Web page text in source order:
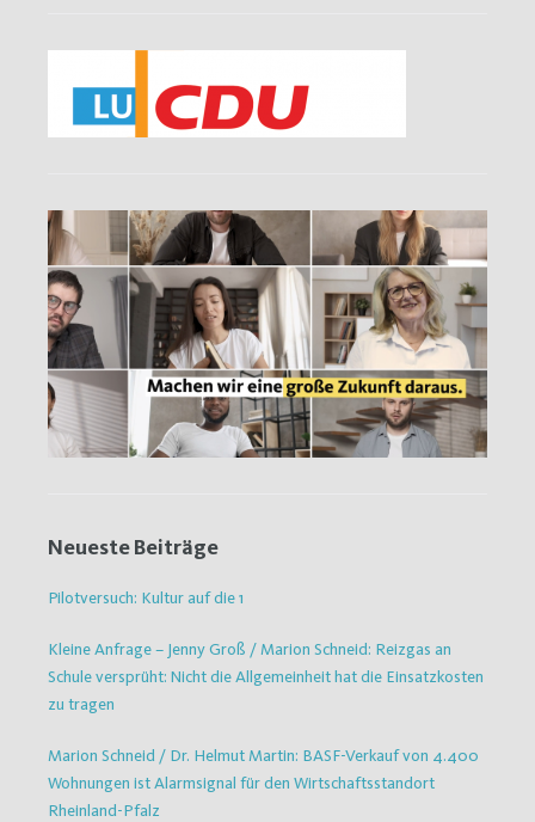
Neueste Beiträge
Pilotversuch: Kultur auf die 1
Kleine Anfrage – Jenny Groß / Marion Schneid: Reizgas an
Schule versprüht: Nicht die Allgemeinheit hat die Einsatzkosten
zu tragen
Marion Schneid / Dr. Helmut Martin: BASF-Verkauf von 4.400
Wohnungen ist Alarmsignal für den Wirtschaftsstandort
Rheinland-Pfalz